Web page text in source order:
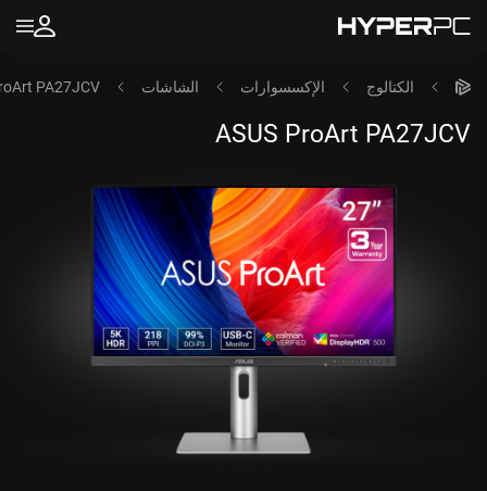
الكتالوج الإكسسوارات الشاشات PA27JCV
ASUS ProArt PA27JCV